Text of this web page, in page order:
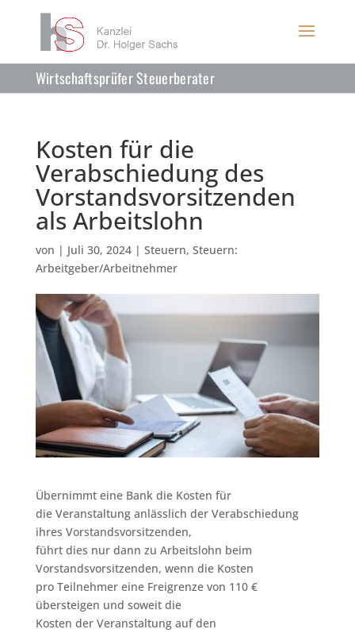
Wirtschaftsprüfer Steuerberater
Kosten für die
Verabschiedung des
Vorstandsvorsitzenden
als Arbeitslohn
von | Juli 30, 2024| Steuern, Steuern:
Arbeitgeber/Arbeitnehmer
Übernimmt eine Bank die Kosten für
die Veranstaltung anlässlich der Verabschiedung
ihres Vorstandsvorsitzenden,
führt dies nur dann zu Arbeitslohn beim
Vorstandsvorsitzenden, wenn die Kosten
pro Teilnehmer eine Freigrenze von 110 €
übersteigen und soweit die
Kosten der Veranstaltung auf den